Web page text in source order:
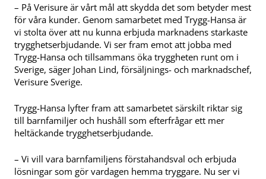
– På Verisure är vårt mål att skydda det som betyder mest
för våra kunder. Genom samarbetet med Trygg-Hansa är
vi stolta över att nu kunna erbjuda marknadens starkaste
trygghetserbjudande. Vi ser fram emot att jobba med
Trygg-Hansa och tillsammans öka tryggheten runt om i
Sverige, säger Johan Lind, försäljnings- och marknadschef,
Verisure Sverige.
Trygg-Hansa lyfter fram att samarbetet särskilt riktar sig
till barnfamiljer och hushåll som efterfrågar ett mer
heltäckande trygghetserbjudande.
– Vi vill vara barnfamiljens förstahandsval och erbjuda
lösningar som gör vardagen hemma tryggare. Nu ser vi